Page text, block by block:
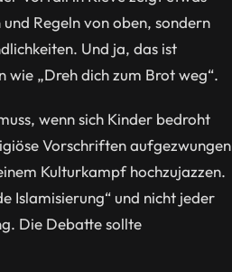
Regeln von oben, sondern
Und ja, das ist
„Dreh dich zum Brot weg“.
wenn sich Kinder bedroht
Vorschriften aufgezwungen
Kulturkampf hochzujazzen.
Islamisierung“ und nicht jeder
Die Debatte sollte